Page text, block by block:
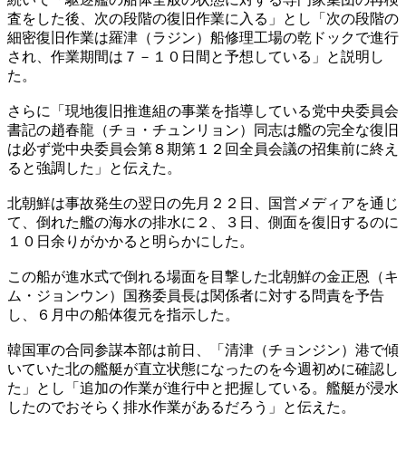
査をした後、次の段階の復旧作業に入る」とし「次の段階の
細密復旧作業は羅津（ラジン）船修理工場の乾ドックで進行
され、作業期間は７－１０日間と予想している」と説明し
た。
さらに「現地復旧推進組の事業を指導している党中央委員会
書記の趙春龍（チョ・チュンリョン）同志は艦の完全な復旧
は必ず党中央委員会第８期第１２回全員会議の招集前に終え
ると強調した」と伝えた。
北朝鮮は事故発生の翌日の先月２２日、国営メディアを通じ
て、倒れた艦の海水の排水に２、３日、側面を復旧するのに
１０日余りがかかると明らかにした。
この船が進水式で倒れる場面を目撃した北朝鮮の金正恩（キ
ム・ジョンウン）国務委員長は関係者に対する問責を予告
し、６月中の船体復元を指示した。
韓国軍の合同参謀本部は前日、「清津（チョンジン）港で傾
いていた北の艦艇が直立状態になったのを今週初めに確認し
た」とし「追加の作業が進行中と把握している。艦艇が浸水
したのでおそらく排水作業があるだろう」と伝えた。